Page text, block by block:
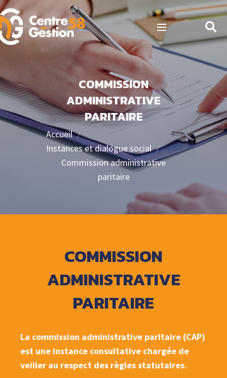
COMMISSION
ADMINISTRATIVE
PARITAIRE
Accueil
Instances et dialogue social
Commission administrative
paritaire
COMMISSION
ADMINISTRATIVE
PARITAIRE
La commission administrative paritaire (CAP)
est une instance consultative chargée de
veiller au respect des règles statutaires.